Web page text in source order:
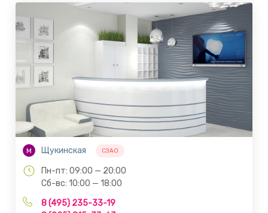
М Щукинская СЗАО
Пн-пт: 09:00 — 20:00
Сб-вс: 10:00 — 18:00
8 (495) 235-33-19